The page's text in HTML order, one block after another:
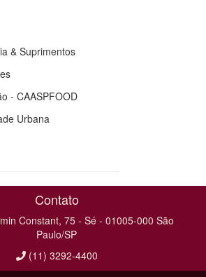
& Suprimentos
- CAASPFOOD
Urbana
Contato
Constant, 75 - Sé - 01005-000 São
Paulo/SP
(11) 3292-4400